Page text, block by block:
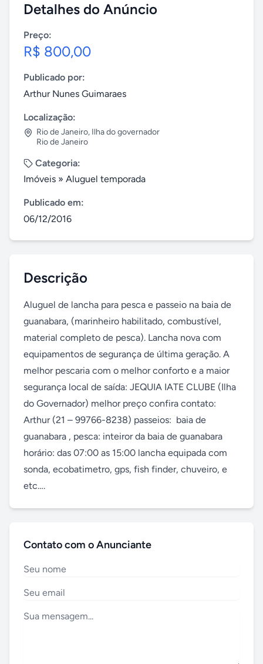
Detalhes do Anúncio
Preço:
R$ 800,00
Publicado por:
Arthur Nunes Guimaraes
Localização:
Rio de Janeiro, Ilha do governador
Rio de Janeiro
Categoria:
Imóveis » Aluguel temporada
Publicado em:
06/12/2016
Descrição
Aluguel de lancha para pesca e passeio na baia de
guanabara, (marinheiro habilitado, combustível,
material completo de pesca). Lancha nova com
equipamentos de segurança de última geração. A
melhor pescaria com o melhor conforto e a maior
segurança local de saída: JEQUIA IATE CLUBE (Ilha
do Governador) melhor preço confira contato:
Arthur (21 – 99766-8238) passeios:  baia de
guanabara , pesca: inteiror da baia de guanabara
horário: das 07:00 as 15:00 lancha equipada com
sonda, ecobatimetro, gps, fish finder, chuveiro, e
etc….
Contato com o Anunciante